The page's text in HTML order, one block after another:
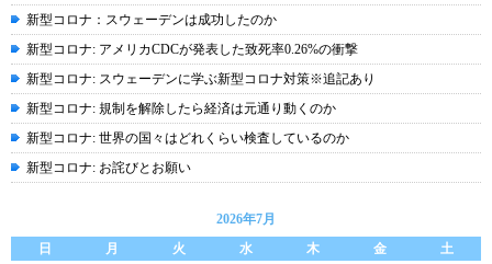
新型コロナ：スウェーデンは成功したのか
新型コロナ: アメリカCDCが発表した致死率0.26%の衝撃
新型コロナ: スウェーデンに学ぶ新型コロナ対策※追記あり
新型コロナ: 規制を解除したら経済は元通り動くのか
新型コロナ: 世界の国々はどれくらい検査しているのか
新型コロナ: お詫びとお願い
2026年7月
日
月 火 水 木 金
土